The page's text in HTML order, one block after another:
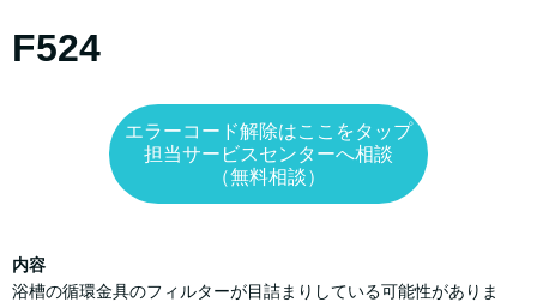
F524
エラーコード解除はここをタップ
担当サービスセンターへ相談
（無料相談）
内容
浴槽の循環金具のフィルターが目詰まりしている可能性がありま